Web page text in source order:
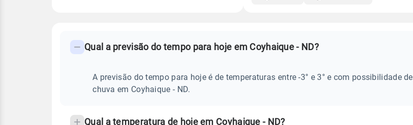
PREVISÃO
frequentes
Qual a previsão do tempo para hoje em Coyhaique - ND?
A previsão do tempo para hoje é de temperaturas entre -3° e 3° e com possibilidade de
chuva em Coyhaique - ND.
Qual a temperatura de hoje em Coyhaique - ND?